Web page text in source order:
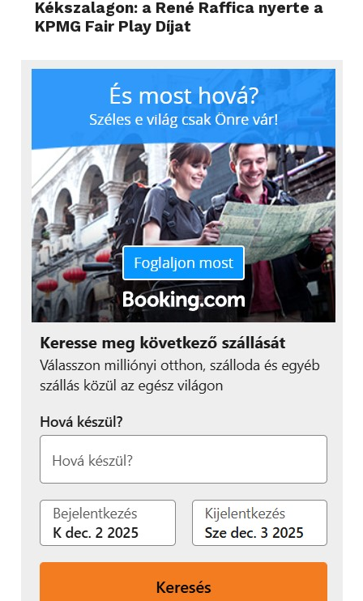
Kékszalagon: a René Raffica nyerte a
KPMG Fair Play Díjat